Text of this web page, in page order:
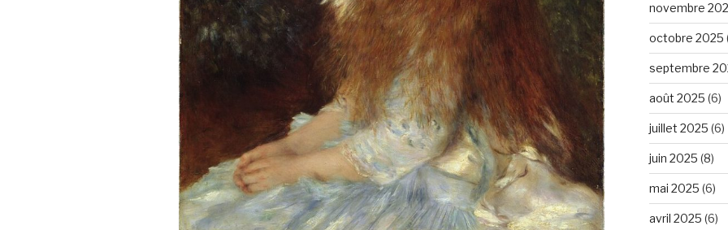
novembre
octobre 2025
septembre
août 2025 (6)
juillet 2025 (6)
juin 2025 (8)
mai 2025 (6)
avril 2025 (6)